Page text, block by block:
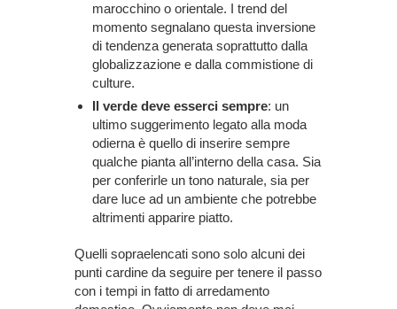
marocchino o orientale. I trend del
momento segnalano questa inversione
di tendenza generata soprattutto dalla
globalizzazione e dalla commistione di
culture.
Il verde deve esserci sempre: un
ultimo suggerimento legato alla moda
odierna è quello di inserire sempre
qualche pianta all’interno della casa. Sia
per conferirle un tono naturale, sia per
dare luce ad un ambiente che potrebbe
altrimenti apparire piatto.
Quelli sopraelencati sono solo alcuni dei
punti cardine da seguire per tenere il passo
con i tempi in fatto di arredamento